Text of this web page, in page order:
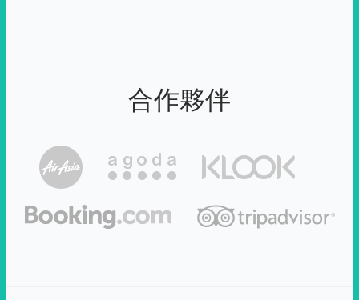
合作夥伴